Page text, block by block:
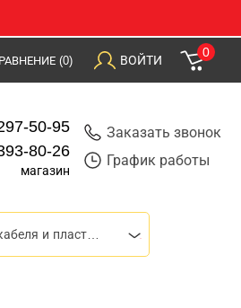
(0) ВОЙТИ
0
50-95
80-26
магазин
Заказать звонок
График работы
Ножницы для кабеля и пластмасс